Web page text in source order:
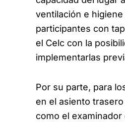
ventilación e
participantes con
el Celc con la
implementarlas
Por su parte, para
en el asiento
como el